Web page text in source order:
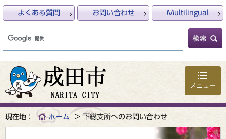
メニュー
よくある質問 お問い合わせ Multilingual
現在地： ホーム 下総支所へのお問い合わせ